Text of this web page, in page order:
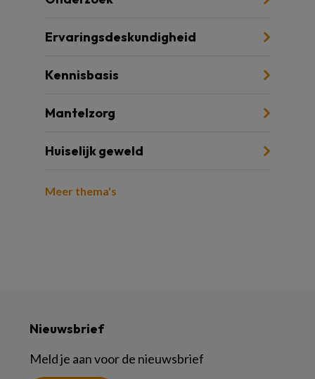
Ervaringsdeskundigheid
Kennisbasis
Mantelzorg
Huiselijk geweld
Meer thema's
Nieuwsbrief
Meld je aan voor de nieuwsbrief